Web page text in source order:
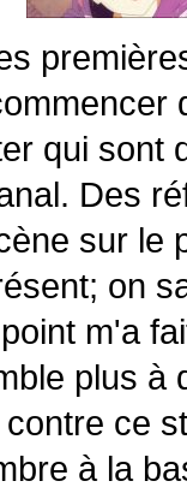
qui sont
Des
sur le
on
m'a
plus à
ce
à la